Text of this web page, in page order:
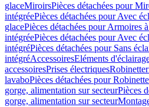
glaceMiroirsPièces détachées pour
intégréePièces détachées pour Avec
glacePièces détachées pour Armoires
intégréePièces détachées pour Avec
intégréPièces détachées pour Sans
intégréAccessoiresEléments
accessoiresPrises électriques
lavaboPièces détachées pour
gorge, alimentation sur secteurPièces
gorge, alimentation sur secteur